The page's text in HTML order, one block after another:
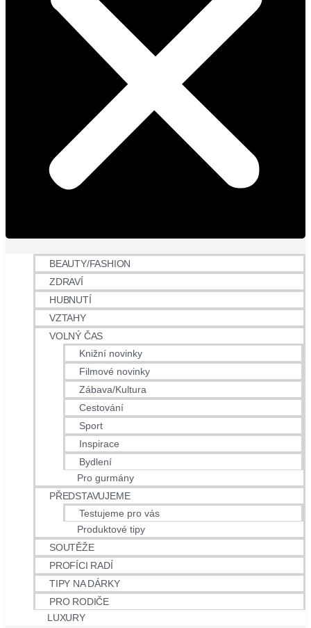
BEAUTY/FASHION
ZDRAVÍ
HUBNUTÍ
VZTAHY
VOLNÝ ČAS
Knižní novinky
Filmové novinky
Zábava/Kultura
Cestování
Sport
Inspirace
Bydlení
Pro gurmány
PŘEDSTAVUJEME
Testujeme pro vás
Produktové tipy
SOUTĚŽE
PROFÍCI RADÍ
TIPY NA DÁRKY
PRO RODIČE
LUXURY